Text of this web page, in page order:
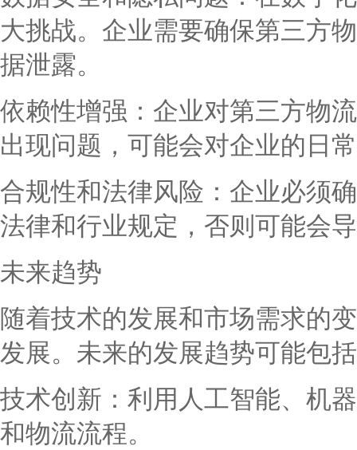
大挑战。企业需要确保第三方
据泄露。
依赖性增强：企业对第三方物
出现问题，可能会对企业的日
合规性和法律风险：企业必须
法律和行业规定，否则可能会
未来趋势
随着技术的发展和市场需求的
发展。未来的发展趋势可能包
技术创新：利用人工智能、机
和物流流程。